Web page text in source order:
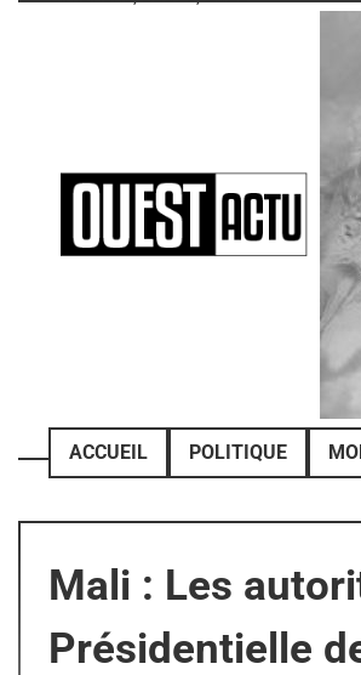
ACCUEIL POLITIQUE
Mali : Les
Présidentielle